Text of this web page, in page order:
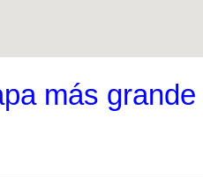
más grande